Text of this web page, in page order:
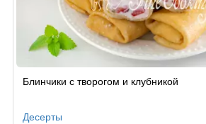
Блинчики с творогом и клубникой
Десерты